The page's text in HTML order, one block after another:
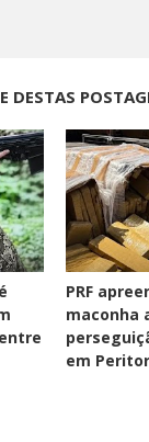
DESTAS
PRF
maconha
em